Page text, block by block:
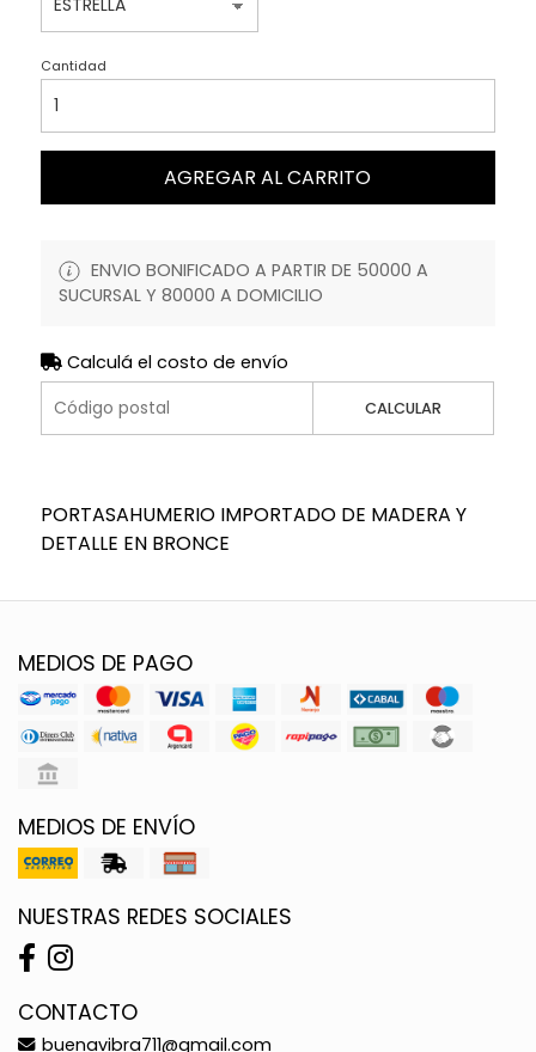
Cantidad
AGREGAR AL CARRITO
ENVIO BONIFICADO A PARTIR DE 50000 A
SUCURSAL Y 80000 A DOMICILIO
Calculá el costo de envío
CALCULAR
PORTASAHUMERIO IMPORTADO DE MADERA Y
DETALLE EN BRONCE
MEDIOS DE PAGO
MEDIOS DE ENVÍO
NUESTRAS REDES SOCIALES
CONTACTO
buenavibra711@gmail.com